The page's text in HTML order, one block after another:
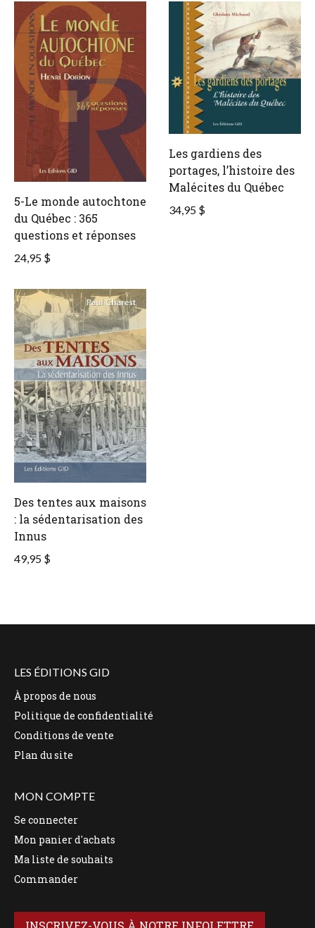
5-Le monde autochtone
du Québec : 365
questions et réponses
24,95 $
Les gardiens des
portages, l’histoire des
Malécites du Québec
34,95 $
Des tentes aux maisons
: la sédentarisation des
Innus
49,95 $
LES ÉDITIONS GID
À propos de nous
Politique de confidentialité
Conditions de vente
Plan du site
MON COMPTE
Se connecter
Mon panier d'achats
Ma liste de souhaits
Commander